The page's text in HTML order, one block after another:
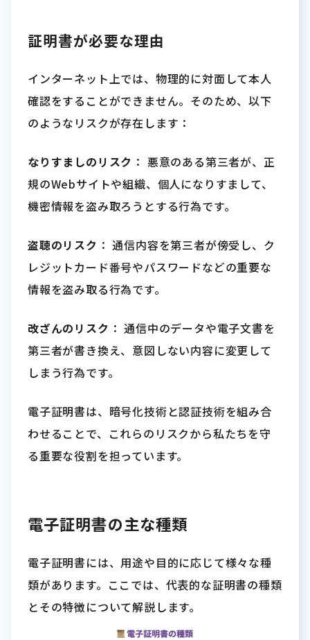
証明書が必要な理由
インターネット上では、物理的に対面して本人
確認をすることができません。そのため、以下
のようなリスクが存在します：
なりすましのリスク ： 悪意のある第三者が、正
規のWebサイトや組織、個人になりすまして、
機密情報を盗み取ろうとする行為です。
盗聴のリスク ： 通信内容を第三者が傍受し、ク
レジットカード番号やパスワードなどの重要な
情報を盗み取る行為です。
改ざんのリスク ： 通信中のデータや電子文書を
第三者が書き換え、意図しない内容に変更して
しまう行為です。
電子証明書は、暗号化技術と認証技術を組み合
わせることで、これらのリスクから私たちを守
る重要な役割を担っています。
電子証明書の主な種類
電子証明書には、用途や目的に応じて様々な種
類があります。ここでは、代表的な証明書の種類
とその特徴について解説します。